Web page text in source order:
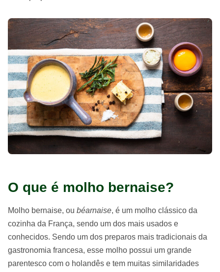
O que é molho bernaise?
Molho bernaise, ou béarnaise, é um molho clássico da
cozinha da França, sendo um dos mais usados e
conhecidos. Sendo um dos preparos mais tradicionais da
gastronomia francesa, esse molho possui um grande
parentesco com o holandês e tem muitas similaridades